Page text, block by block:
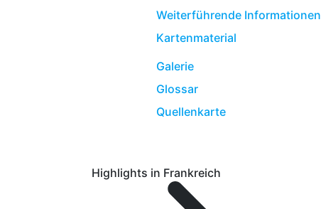
Weiterführende Informationen
Kartenmaterial
Galerie
Glossar
Quellenkarte
Highlights in Frankreich